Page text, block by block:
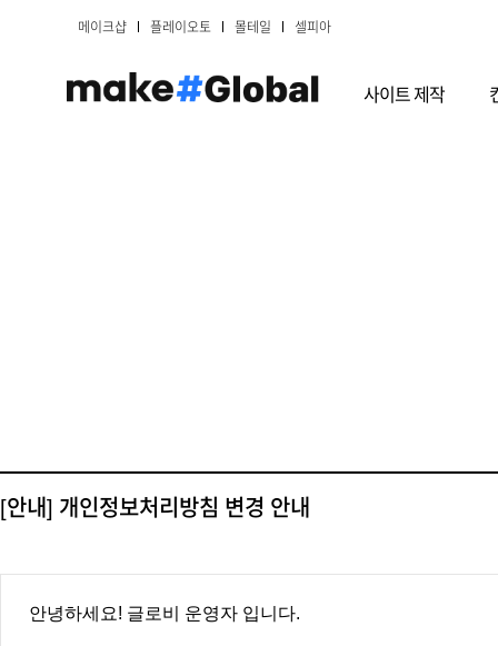
메이크샵 플레이오토 몰테일 셀피아
사이트 제작
[안내] 개인정보처리방침 변경 안내
안녕하세요! 글로비 운영자 입니다.